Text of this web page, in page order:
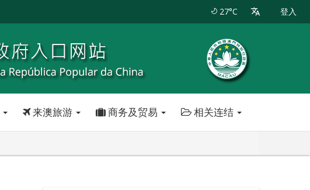
27°C 登入
来澳旅游 商务及贸易 相关连结